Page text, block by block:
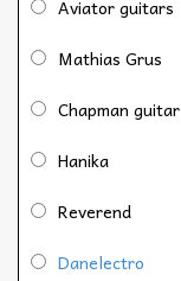
Aviator guitars
Mathias Grus
Chapman guitar
Hanika
Reverend
Danelectro